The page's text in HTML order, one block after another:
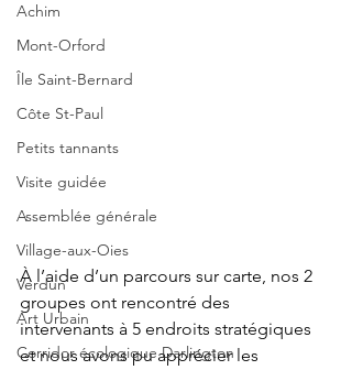
Achim
Mont-Orford
Île Saint-Bernard
Côte St-Paul
Petits tannants
Visite guidée
Assemblée générale
Village-aux-Oies
Verdun
Art Urbain
Corridor écologique Darlington
À l’aide d’un parcours sur carte, nos 2
groupes ont rencontré des
intervenants à 5 endroits stratégiques
et nous avons pu apprécier les